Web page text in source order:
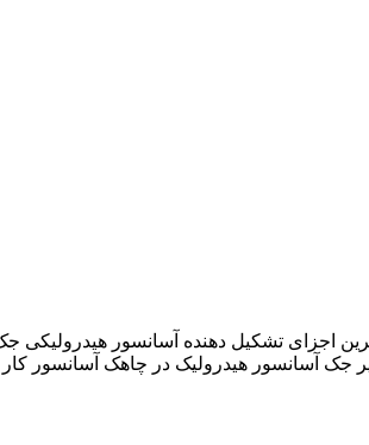
اجزای تشکیل دهنده آسانسور
جک آسانسور هیدرولیک در چاهک آسانسور